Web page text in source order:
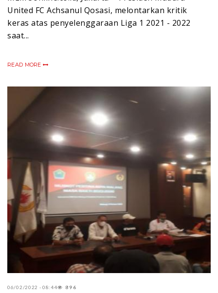
United FC Achsanul Qosasi, melontarkan kritik
keras atas penyelenggaraan Liga 1 2021 - 2022
saat...
READ MORE
06/02/2022 - 08:44 896